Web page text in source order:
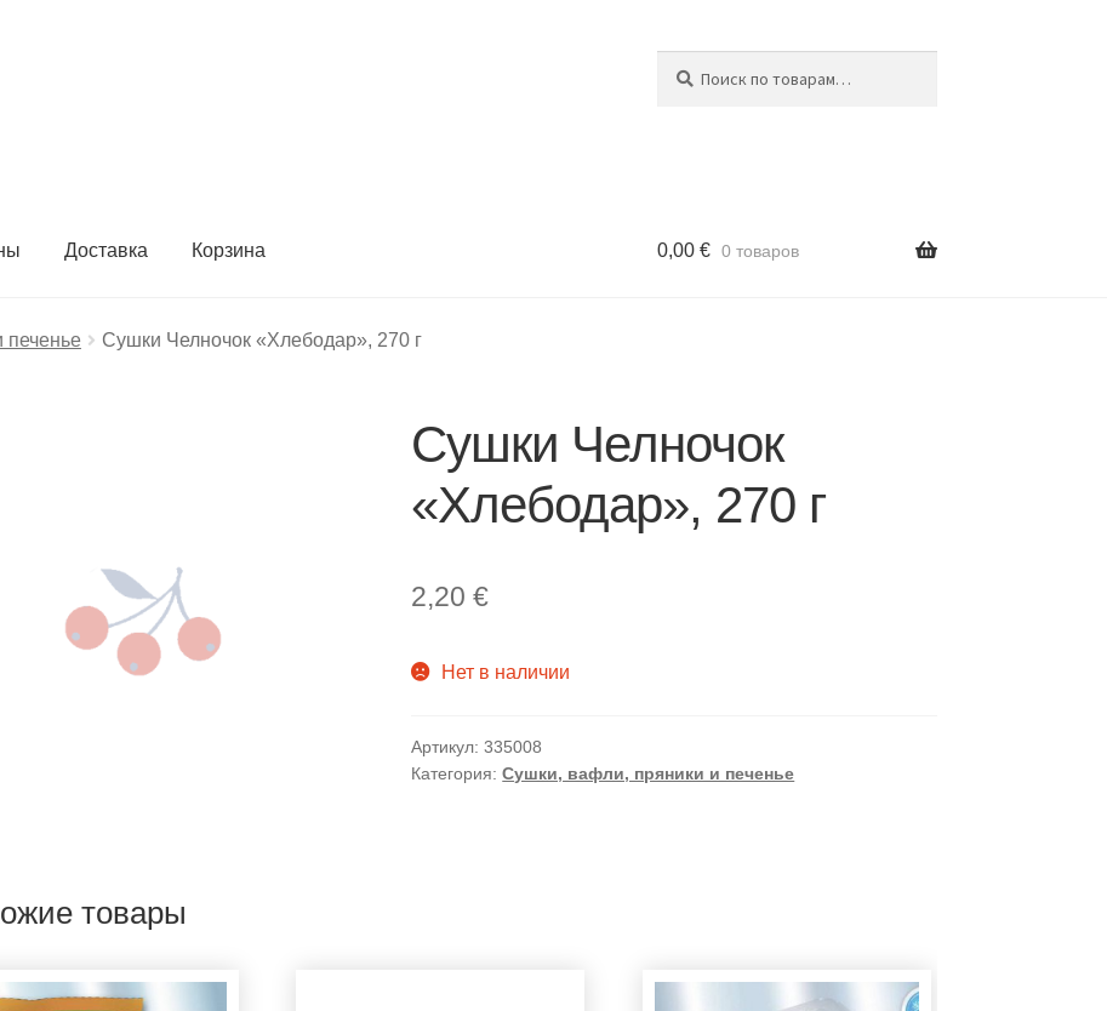
Доставка Корзина 0,00 € 0 товаров
Сушки Челночок «Хлебодар», 270 г
Сушки Челночок
«Хлебодар», 270 г
2,20€
Нет в наличии
Артикул:335008
Категория:Сушки, вафли, пряники и печенье
товары